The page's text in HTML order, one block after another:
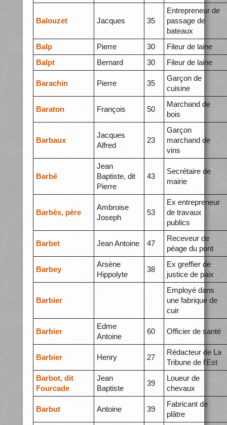
Balouzet Jacques 35
Entrepreneur de
passage de
bateaux
Balp
Pierre 30
Fileur de laine
Balpt
Bernard 30 Fileur de laine
Barachin Pierre 35
Garçon de
cuisine
Baraton François 50
Marchand de
bois
Barbaux
Jacques
Alfred
23
Garçon
marchand de
vins
Barbé
Jean
Baptiste, dit
Pierre
43
Secrétaire de
mairie
Barbès, père
Ambroise
Joseph
53
Ex entrepreneur
de travaux
publics
Barbet Jean Antoine 47
Receveur de
péage du pont
Barbey
Arsène
Hippolyte
38
Ex greffier de
justice de paix
Barbier
Employé dans
une fabrique de
cuir
Barbier
Edme
Antoine
60 Officier de santé
Barbier Henry 27
Rédacteur de La
Tribune de l'Est
Barbot, dit
Fourcade
Jean
Baptiste
39
Loueur de
chevaux
Barbut Antoine 39
Fabricant de
plâtre